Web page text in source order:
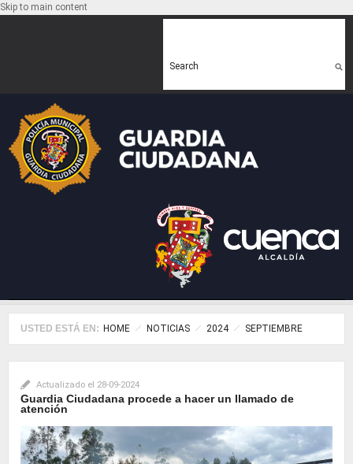
Skip to main content
Search
USTED ESTÁ EN: HOME NOTICIAS 2024 SEPTIEMBRE
Actualizado el 28-09-2024
Guardia Ciudadana procede a hacer un llamado de
atención